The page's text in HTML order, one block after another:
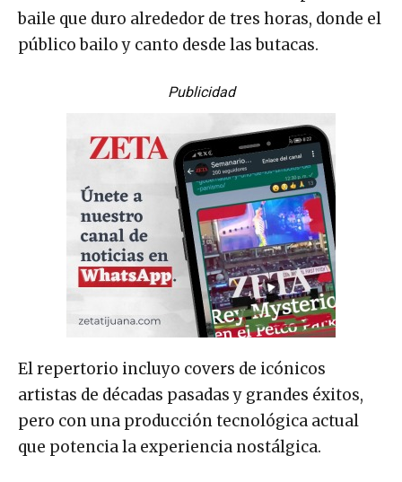
baile que duro alrededor de tres horas, donde el
público bailo y canto desde las butacas.
Publicidad
El repertorio incluyo covers de icónicos
artistas de décadas pasadas y grandes éxitos,
pero con una producción tecnológica actual
que potencia la experiencia nostálgica.